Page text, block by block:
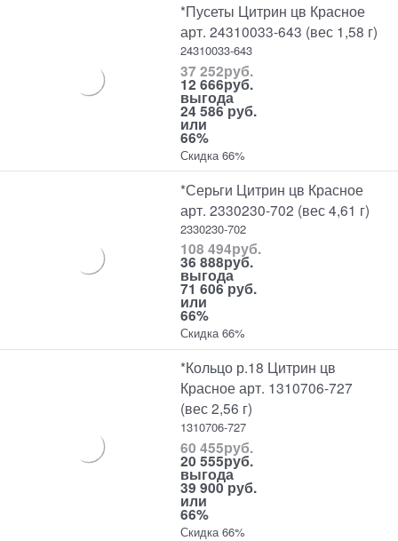
*Пусеты Цитрин цв Красное
арт. 24310033-643 (вес 1,58 г)
24310033-643
37 252руб.
12 666руб.
выгода
24 586 руб.
или
66%
Скидка 66%
*Серьги Цитрин цв Красное
арт. 2330230-702 (вес 4,61 г)
2330230-702
108 494руб.
36 888руб.
выгода
71 606 руб.
или
66%
Скидка 66%
*Кольцо р.18 Цитрин цв
Красное арт. 1310706-727
(вес 2,56 г)
1310706-727
60 455руб.
20 555руб.
выгода
39 900 руб.
или
66%
Скидка 66%